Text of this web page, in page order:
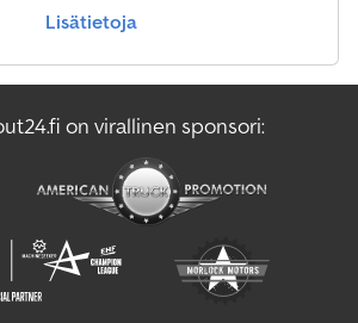
Lisätietoja
on virallinen sponsori: